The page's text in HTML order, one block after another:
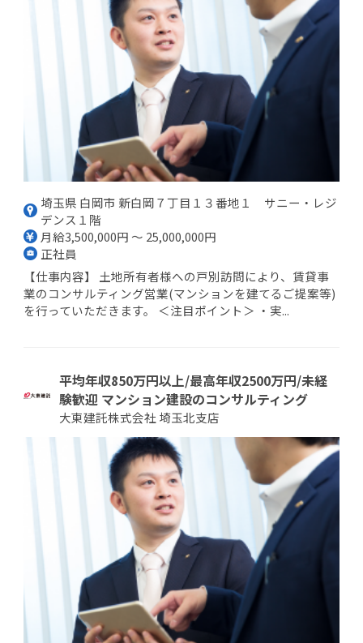
埼玉県 白岡市 新白岡７丁目１３番地１ サニー・レジ
デンス１階
月給3,500,000円 ～ 25,000,000円
正社員
【仕事内容】 土地所有者様への戸別訪問により、賃貸事
業のコンサルティング営業(マンションを建てるご提案等)
を行っていただきます。 ＜注目ポイント＞ ・実...
平均年収850万円以上/最高年収2500万円/未経
験歓迎 マンション建設のコンサルティング
大東建託株式会社 埼玉北支店